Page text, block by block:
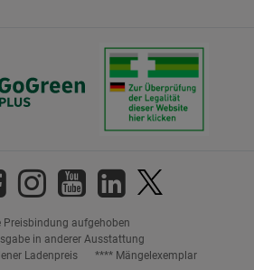
Preisbindung aufgehoben
in anderer Ausstattung
Ladenpreis
**** Mängelexemplar